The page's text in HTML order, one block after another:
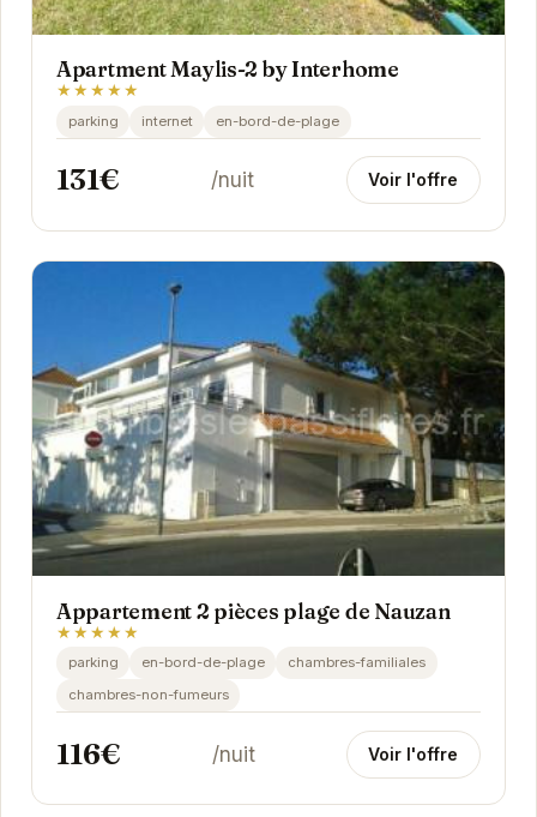
Apartment Maylis-2 by Interhome
★★★★★
parking internet en-bord-de-plage
131€ /nuit Voir l'offre
Appartement 2 pièces plage de Nauzan
★★★★★
parking en-bord-de-plage
chambres-familiales
chambres-non-fumeurs
116€ /nuit Voir l'offre